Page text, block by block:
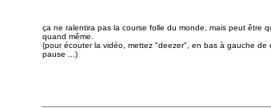
ça ne ralentira pas la course folle du monde, mais peut être
quand même.
(pour écouter la vidéo, mettez "deezer", en bas à gauche de
pause ...)